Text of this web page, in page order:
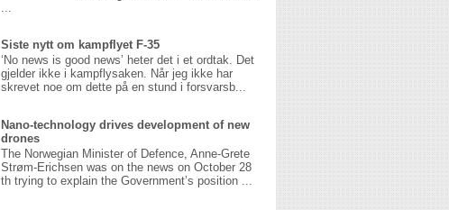
Siste nytt om kampflyet F-35
‘No news is good news’ heter det i et ordtak. Det
gjelder ikke i kampflysaken. Når jeg ikke har
skrevet noe om dette på en stund i forsvarsb...
Nano-technology drives development of new
drones
The Norwegian Minister of Defence, Anne-Grete
Strøm-Erichsen was on the news on October 28
th trying to explain the Government’s position ...